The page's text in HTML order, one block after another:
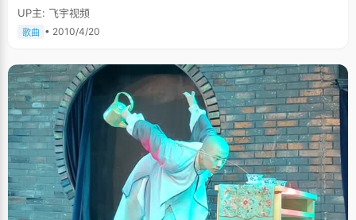
UP主: 飞宇视频
歌曲 • 2010/4/20